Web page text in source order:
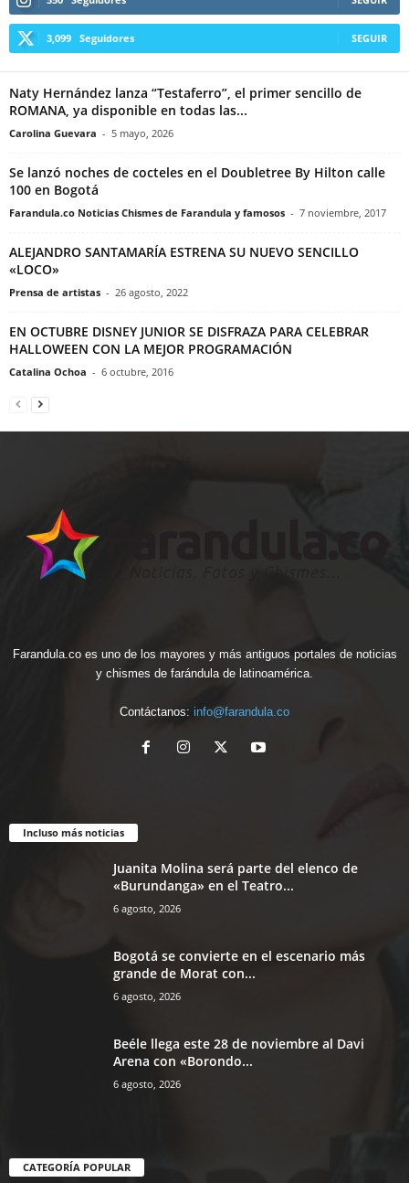
3,099 Seguidores SEGUIR
Naty Hernández lanza “Testaferro”, el primer sencillo de
ROMANA, ya disponible en todas las...
Carolina Guevara - 5 mayo, 2026
Se lanzó noches de cocteles en el Doubletree By Hilton calle
100 en Bogotá
Farandula.co Noticias Chismes de Farandula y famosos - 7 noviembre, 2017
ALEJANDRO SANTAMARÍA ESTRENA SU NUEVO SENCILLO
«LOCO»
Prensa de artistas - 26 agosto, 2022
EN OCTUBRE DISNEY JUNIOR SE DISFRAZA PARA CELEBRAR
HALLOWEEN CON LA MEJOR PROGRAMACIÓN
Catalina Ochoa - 6 octubre, 2016
Farandula.co es uno de los mayores y más antiguos portales de noticias
y chismes de farándula de latinoamérica.
Contáctanos: info@farandula.co
Incluso más noticias
Juanita Molina será parte del elenco de
«Burundanga» en el Teatro...
6 agosto, 2026
Bogotá se convierte en el escenario más
grande de Morat con...
6 agosto, 2026
Beéle llega este 28 de noviembre al Davi
Arena con «Borondo...
6 agosto, 2026
CATEGORÍA POPULAR